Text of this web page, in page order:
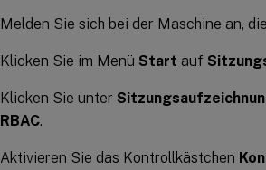
Melden Sie sich bei der Maschine an,
Klicken Sie im Menü Start auf
Klicken Sie unter
RBAC.
Aktivieren Sie das Kontrollkästchen